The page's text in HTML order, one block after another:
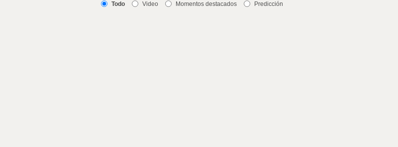
Todo Video Momentos destacados Predicción